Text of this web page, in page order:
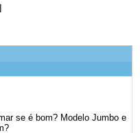
se é bom? Modelo Jumbo e